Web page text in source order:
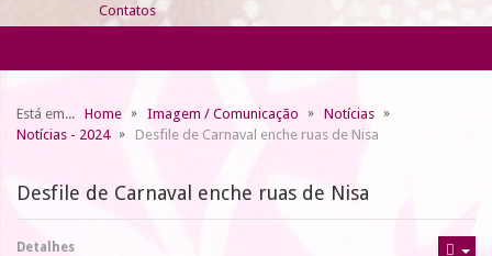
Contatos
Está em... Home Imagem / Comunicação
Notícias
Notícias - 2024
Desfile de Carnaval enche ruas de Nisa
Desfile de Carnaval enche ruas de Nisa
Detalhes